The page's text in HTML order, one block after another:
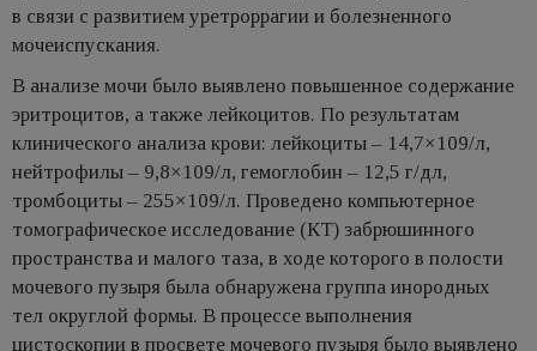
в связи с развитием уретроррагии и болезненного
мочеиспускания.
В анализе мочи было выявлено повышенное содержание
эритроцитов, а также лейкоцитов. По результатам
клинического анализа крови: лейкоциты – 14,7×109/л,
нейтрофилы – 9,8×109/л, гемоглобин – 12,5 г/дл,
тромбоциты – 255×109/л. Проведено компьютерное
томографическое исследование (КТ) забрюшинного
пространства и малого таза, в ходе которого в полости
мочевого пузыря была обнаружена группа инородных
тел округлой формы. В процессе выполнения
цистоскопии в просвете мочевого пузыря было выявлено